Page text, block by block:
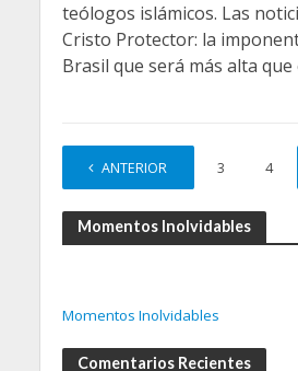
teólogos islámicos. Las
Cristo Protector: la
Brasil que será más alta que
ANTERIOR
1 3 4
Momentos Inolvidables
Momentos Inolvidables
Comentarios Recientes